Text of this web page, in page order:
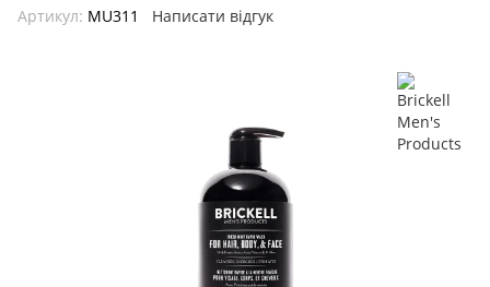
Артикул: MU311 Написати відгук